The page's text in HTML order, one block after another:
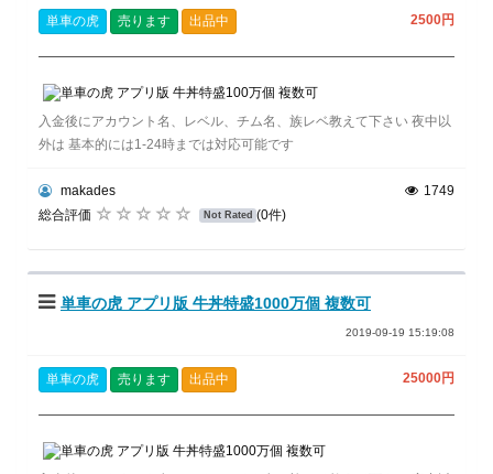
単車の虎 売ります 出品中 2500円
入金後にアカウント名、レベル、チム名、族レベ教えて下さい 夜中以
外は 基本的には1-24時までは対応可能です
makades
総合評価
Not Rated (0件)
1749
単車の虎 アプリ版 牛丼特盛1000万個 複数可
2019-09-19 15:19:08
単車の虎 売ります 出品中 25000円